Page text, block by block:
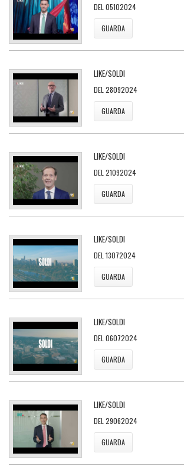
DEL 05102024
GUARDA
LIKE/SOLDI
DEL 28092024
GUARDA
LIKE/SOLDI
DEL 21092024
GUARDA
LIKE/SOLDI
DEL 13072024
GUARDA
LIKE/SOLDI
DEL 06072024
GUARDA
LIKE/SOLDI
DEL 29062024
GUARDA